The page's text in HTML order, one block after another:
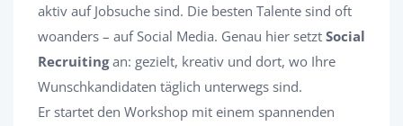
aktiv auf Jobsuche sind. Die besten Talente sind oft
woanders – auf Social Media. Genau hier setzt Social
Recruitingan: gezielt, kreativ und dort, wo Ihre
Wunschkandidaten täglich unterwegs sind.
​​​​​​​Er startet den Workshop mit einem spannenden